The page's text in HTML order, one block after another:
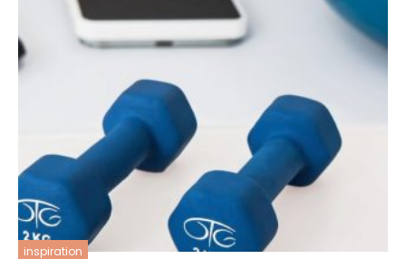
inspiration